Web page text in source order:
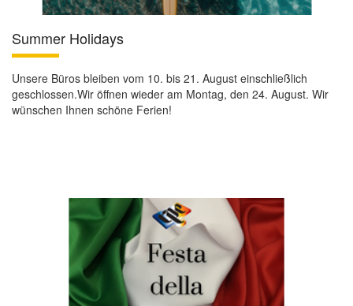
Summer Holidays
Unsere Büros bleiben vom 10. bis 21. August einschließlich
geschlossen.Wir öffnen wieder am Montag, den 24. August. Wir
wünschen Ihnen schöne Ferien!